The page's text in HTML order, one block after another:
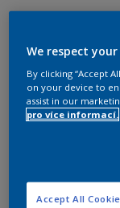
Najít
We respect
By clicking “Accept
on your device to
assist in our
pro více informací.
Accept All